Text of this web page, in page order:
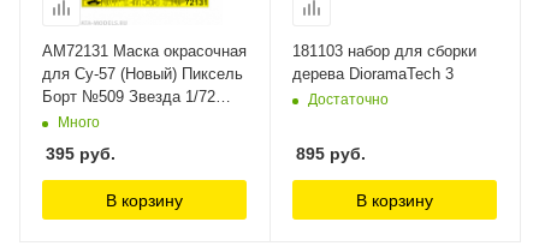
AM72131 Маска окрасочная
для Су-57 (Новый) Пиксель
Борт №509 Звезда 1/72
Arma Models
Много
395 руб.
В корзину
181103 набор для сборки
дерева DioramaTech 3
Достаточно
895 руб.
В корзину